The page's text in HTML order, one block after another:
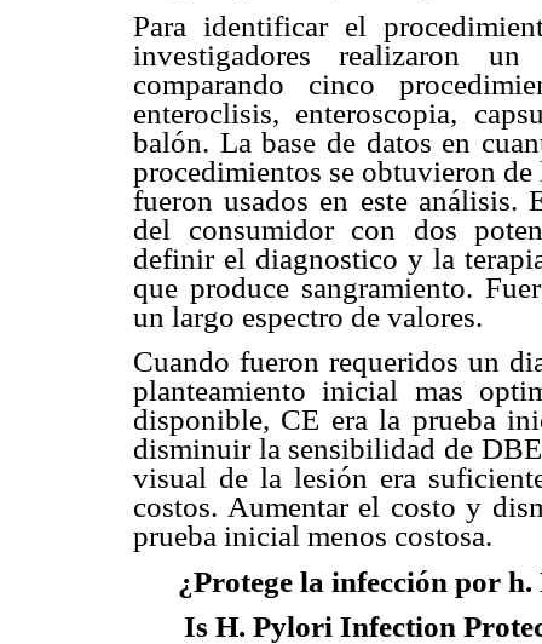
Para identificar el
investigadores realizaron
comparando cinco
enteroclisis, enteroscopia,
balón. La base de datos en
procedimientos se obtuvieron
fueron usados en este análisis.
del consumidor con dos
definir el diagnostico y la
que produce sangramiento.
un largo espectro de valores.
Cuando fueron requeridos un
planteamiento inicial mas
disponible, CE era la prueba
disminuir la sensibilidad de
visual de la lesión era
costos. Aumentar el costo y
prueba inicial menos costosa.
¿Protege la infección por
Is H. Pylori Infection